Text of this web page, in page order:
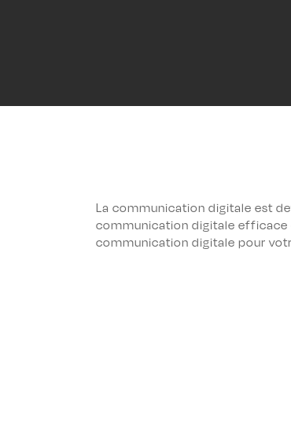
La communication digitale est
communication digitale efficace
communication digitale pour